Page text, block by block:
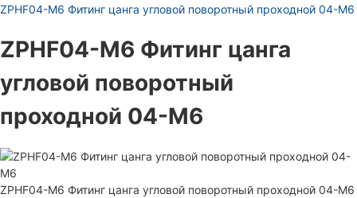
ZPHF04-M6 Фитинг цанга угловой поворотный проходной 04-M6
ZPHF04-M6 Фитинг цанга
угловой поворотный
проходной 04-M6
ZPHF04-M6 Фитинг цанга угловой поворотный проходной 04-M6